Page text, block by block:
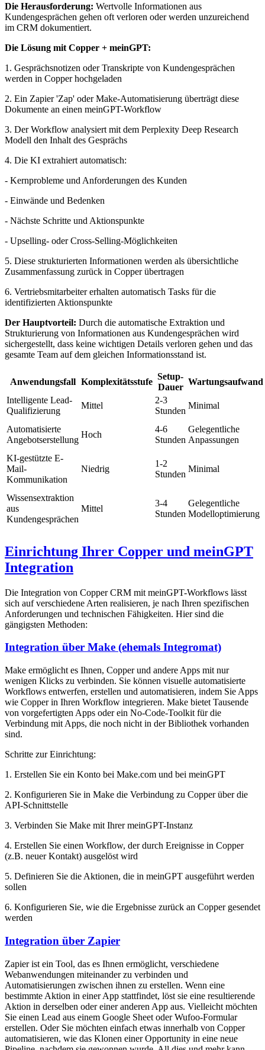
Die Herausforderung: Wertvolle Informationen aus
Kundengesprächen gehen oft verloren oder werden unzureichend
im CRM dokumentiert.
Die Lösung mit Copper + meinGPT:
1. Gesprächsnotizen oder Transkripte von Kundengesprächen
werden in Copper hochgeladen
2. Ein Zapier 'Zap' oder Make-Automatisierung überträgt diese
Dokumente an einen meinGPT-Workflow
3. Der Workflow analysiert mit dem Perplexity Deep Research
Modell den Inhalt des Gesprächs
4. Die KI extrahiert automatisch:
- Kernprobleme und Anforderungen des Kunden
- Einwände und Bedenken
- Nächste Schritte und Aktionspunkte
- Upselling- oder Cross-Selling-Möglichkeiten
5. Diese strukturierten Informationen werden als übersichtliche
Zusammenfassung zurück in Copper übertragen
6. Vertriebsmitarbeiter erhalten automatisch Tasks für die
identifizierten Aktionspunkte
Der Hauptvorteil: Durch die automatische Extraktion und
Strukturierung von Informationen aus Kundengesprächen wird
sichergestellt, dass keine wichtigen Details verloren gehen und das
gesamte Team auf dem gleichen Informationsstand ist.
Anwendungsfall Komplexitätsstufe
Setup-
Dauer
Wartungsaufwand
Intelligente Lead-
Qualifizierung
Mittel
2-3
Stunden
Minimal
Automatisierte
Angebotserstellung
Hoch
4-6
Stunden
Gelegentliche
Anpassungen
KI-gestützte E-
Mail-
Kommunikation
Niedrig
1-2
Stunden
Minimal
Wissensextraktion
aus
Kundengesprächen
Mittel
3-4
Stunden
Gelegentliche
Modelloptimierung
Einrichtung Ihrer Copper und meinGPT
Integration
Die Integration von Copper CRM mit meinGPT-Workflows lässt
sich auf verschiedene Arten realisieren, je nach Ihren spezifischen
Anforderungen und technischen Fähigkeiten. Hier sind die
gängigsten Methoden:
Integration über Make (ehemals Integromat)
Make ermöglicht es Ihnen, Copper und andere Apps mit nur
wenigen Klicks zu verbinden. Sie können visuelle automatisierte
Workflows entwerfen, erstellen und automatisieren, indem Sie Apps
wie Copper in Ihren Workflow integrieren. Make bietet Tausende
von vorgefertigten Apps oder ein No-Code-Toolkit für die
Verbindung mit Apps, die noch nicht in der Bibliothek vorhanden
sind.
Schritte zur Einrichtung:
1. Erstellen Sie ein Konto bei Make.com und bei meinGPT
2. Konfigurieren Sie in Make die Verbindung zu Copper über die
API-Schnittstelle
3. Verbinden Sie Make mit Ihrer meinGPT-Instanz
4. Erstellen Sie einen Workflow, der durch Ereignisse in Copper
(z.B. neuer Kontakt) ausgelöst wird
5. Definieren Sie die Aktionen, die in meinGPT ausgeführt werden
sollen
6. Konfigurieren Sie, wie die Ergebnisse zurück an Copper gesendet
werden
Integration über Zapier
Zapier ist ein Tool, das es Ihnen ermöglicht, verschiedene
Webanwendungen miteinander zu verbinden und
Automatisierungen zwischen ihnen zu erstellen. Wenn eine
bestimmte Aktion in einer App stattfindet, löst sie eine resultierende
Aktion in derselben oder einer anderen App aus. Vielleicht möchten
Sie einen Lead aus einem Google Sheet oder Wufoo-Formular
erstellen. Oder Sie möchten einfach etwas innerhalb von Copper
automatisieren, wie das Klonen einer Opportunity in eine neue